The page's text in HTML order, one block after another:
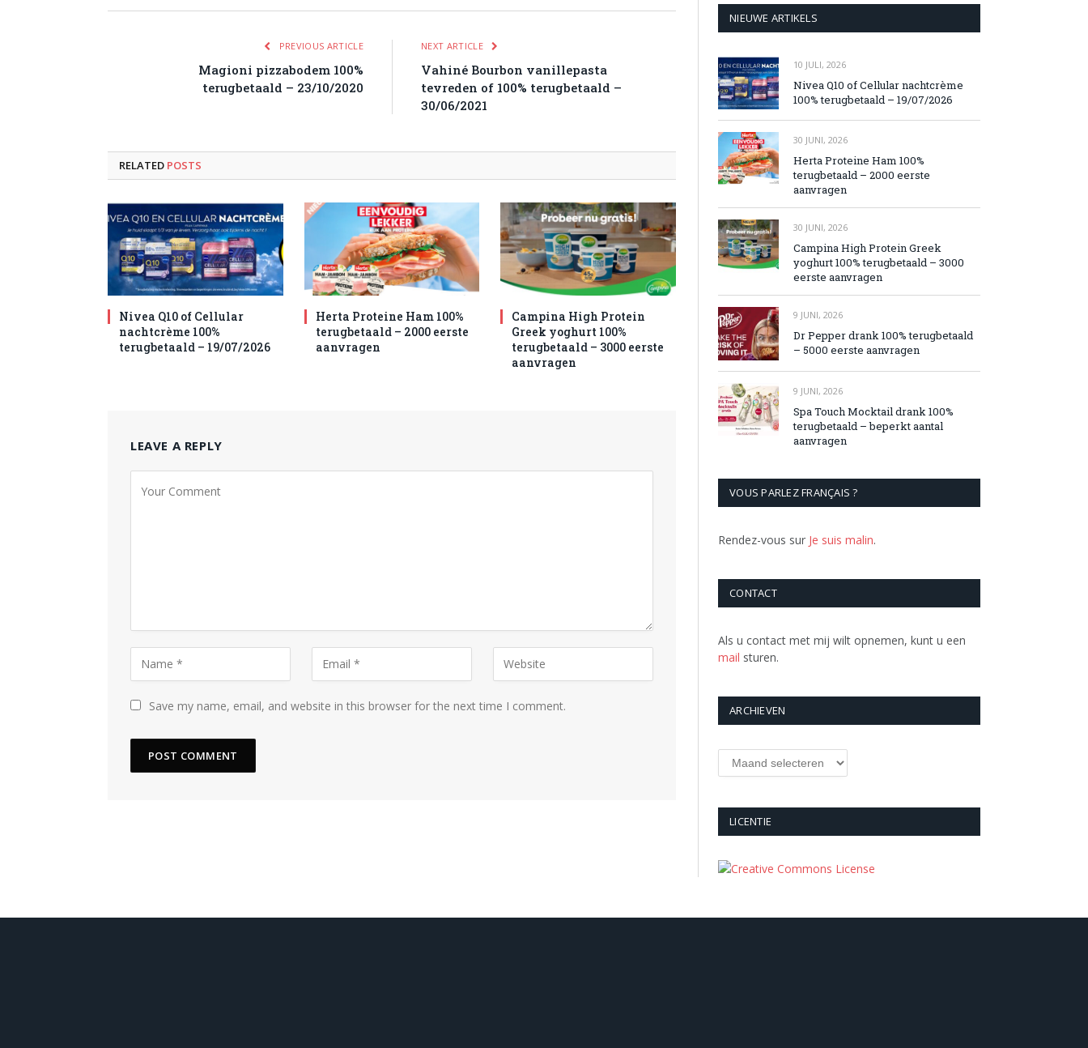
PREVIOUS ARTICLE
Magioni pizzabodem 100%
terugbetaald – 23/10/2020
NEXT ARTICLE
Vahiné Bourbon vanillepasta
tevreden of 100% terugbetaald –
30/06/2021
RELATED POSTS
Nivea Q10 of Cellular
nachtcrème 100%
terugbetaald – 19/07/2026
Herta Proteine Ham 100%
terugbetaald – 2000 eerste
aanvragen
Campina High Protein
Greek yoghurt 100%
terugbetaald – 3000 eerste
aanvragen
LEAVE A REPLY
Save my name, email, and website in this browser for the next time I comment.
NIEUWE ARTIKELS
10 JULI, 2026
Nivea Q10 of Cellular nachtcrème
100% terugbetaald – 19/07/2026
30 JUNI, 2026
Herta Proteine Ham 100%
terugbetaald – 2000 eerste
aanvragen
30 JUNI, 2026
Campina High Protein Greek
yoghurt 100% terugbetaald – 3000
eerste aanvragen
9 JUNI, 2026
Dr Pepper drank 100% terugbetaald
– 5000 eerste aanvragen
9 JUNI, 2026
Spa Touch Mocktail drank 100%
terugbetaald – beperkt aantal
aanvragen
VOUS PARLEZ FRANÇAIS ?
Rendez-vous sur Je suis malin.
CONTACT
Als u contact met mij wilt opnemen, kunt u een
mail sturen.
ARCHIEVEN
LICENTIE